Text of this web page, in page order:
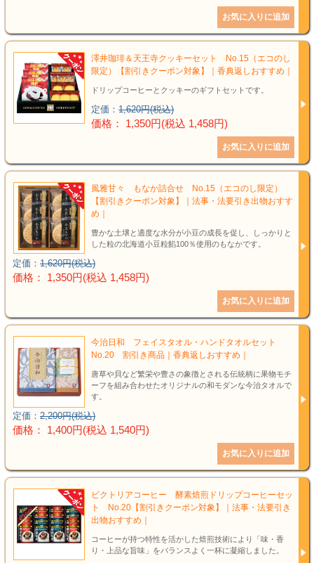
澤井珈琲＆天王寺クッキーセット No.15（エコのし
限定）【割引きクーポン対象】｜香典返しおすすめ｜
ドリップコーヒーとクッキーのギフトセットです。
定価： 1,620円(税込)
価格： 1,350円(税込 1,458円)
風雅甘々 もなか詰合せ No.15（エコのし限定）
【割引きクーポン対象】｜法事・法要引き出物おすす
め｜
豊かな土壌と適度な水分が小豆の成長を促し、しっかりと
した粒の北海道小豆粒餡100％使用のもなかです。
定価： 1,620円(税込)
価格： 1,350円(税込 1,458円)
今治日和 フェイスタオル・ハンドタオルセット
No.20 割引き商品｜香典返しおすすめ｜
唐草や貝など繁栄や豊さの象徴とされる伝統柄に果物モチ
ーフを組み合わせたオリジナルの和モダンな今治タオルで
す。
定価： 2,200円(税込)
価格： 1,400円(税込 1,540円)
ビクトリアコーヒー 酵素焙煎ドリップコーヒーセッ
ト No.20【割引きクーポン対象】｜法事・法要引き
出物おすすめ｜
コーヒーが持つ特性を活かした焙煎技術により「味・香
り・上品な旨味」をバランスよく一杯に凝縮しました。